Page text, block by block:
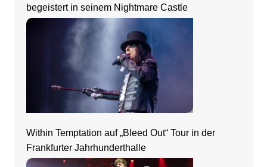
begeistert in seinem Nightmare Castle
Within Temptation auf „Bleed Out“ Tour in der
Frankfurter Jahrhunderthalle